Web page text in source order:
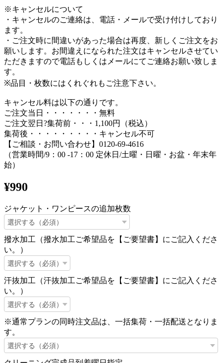
※キャンセルについて
・キャンセルのご連絡は、電話・メールで受け付けしており
ます。
・ご注文時に間違いがあった場合は再度、新しくご注文をお
願いします。お間違えになられた注文はキャンセルさせてい
ただきますので電話もしくはメールにてご連絡お願い致しま
す。
※品目・枚数にはくれぐれもご注意下さい。
キャンセル料は以下の通りです。
ご注文当日・・・・・・・無料
ご注文翌日?集荷前・・・1,100円（税込）
集荷後・・・・・・・・・キャンセル不可
【ご相談・お問い合わせ】0120-69-4616
（営業時間/9：00 -17：00 定休日/土曜・日曜・お盆・年末年
始）
¥990
ジャケット・ワンピースの追加枚数
撥水加工（撥水加工ご希望品を【ご要望書】にご記入くださ
い。）
汗抜加工（汗抜加工ご希望品を【ご要望書】にご記入くださ
い。）
※通常プランの同時注文品は、一括集荷・一括配送となりま
す。